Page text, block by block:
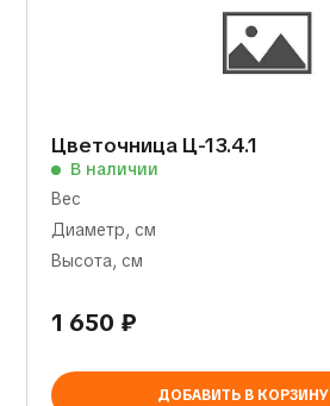
Цветочница Ц-13.4.1
В наличии
Вес
Диаметр, см
Высота, см
1 650 ₽
ДОБАВИТЬ В КОРЗИНУ